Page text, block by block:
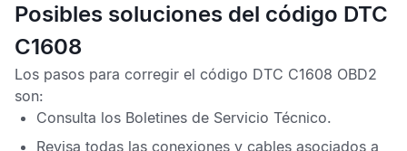
Posibles soluciones del código DTC
C1608
Los pasos para corregir el código DTC C1608 OBD2
son:
Consulta los Boletines de Servicio Técnico.
Revisa todas las conexiones y cables asociados a